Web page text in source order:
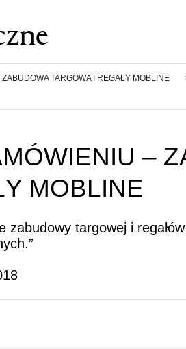
TARGOWA I REGAŁY MOBLINE
–
MOBLINE
zabudowy targowej i